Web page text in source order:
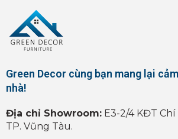
Green Decor cùng bạn mang lại
nhà!
Địa chỉ Showroom: E3-2/4 KĐT
TP. Vũng Tàu.